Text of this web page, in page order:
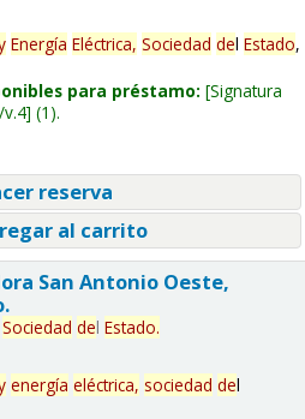
Energía Eléctrica, Sociedad del Estado,
para préstamo: Signatura
(1).
reserva
al carrito
San Antonio Oeste,
Sociedad del Estado.
energía eléctrica, sociedad del